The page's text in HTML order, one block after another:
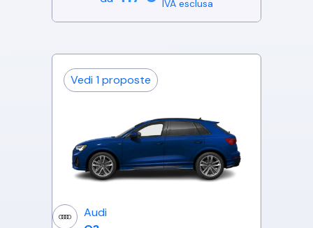
IVA esclusa
Vedi 1 proposte
Audi